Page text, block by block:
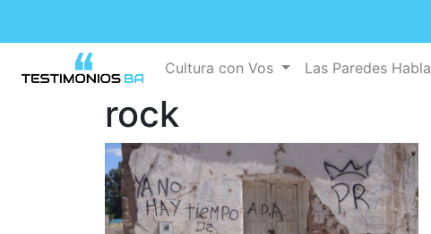
Cultura con Vos Las Paredes
rock